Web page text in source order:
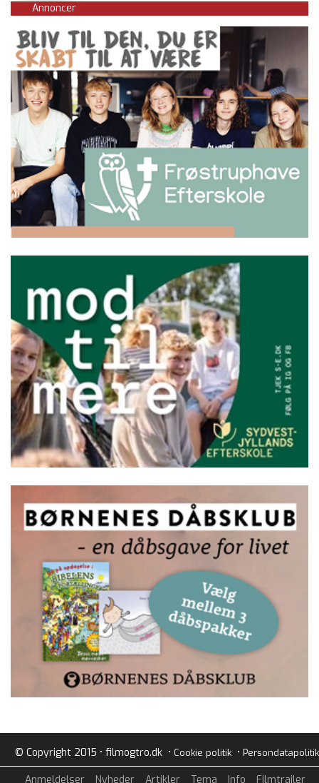
Annoncer
© Copyright 2015 • filmogtro.dk • Cookie politik• Persondatapolitik
Anmeldelser Nyheder Artikler Tema Info Filmtrailer